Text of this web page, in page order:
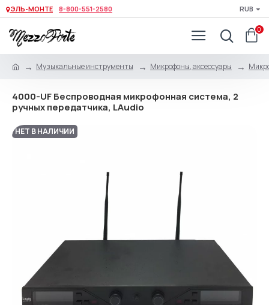
ЭЛЬ-МОНТЕ 8-800-551-2580 RUB
0
Музыкальные инструменты Микрофоны, аксессуары
4000-UF Беспроводная микрофонная система, 2
ручных передатчика, LAudio
НЕТ В НАЛИЧИИ